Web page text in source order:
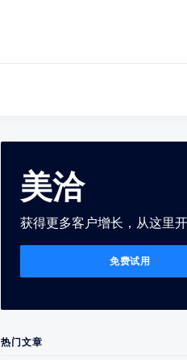
美洽
获得更多客户增长，从这里
免费试用
热门文章